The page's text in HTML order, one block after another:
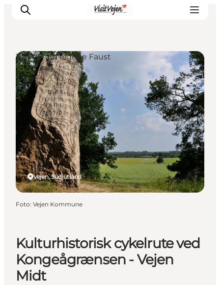
Restaurants
Schlafen
Nature
Städte
Events
Explore
Kulturhistorisk cykelrute ved
Kongeågrænsen - Vejen
Midt
Vejen, Südjütland
Touren auf eigene Faust
Foto: Vejen Kommune